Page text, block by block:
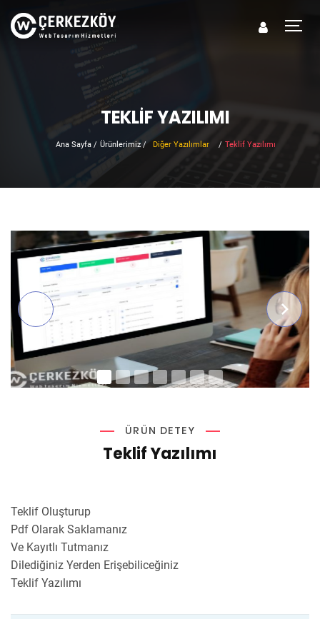
TEKLIF YAZILIMI
Ana Sayfa/ Ürünlerimiz/ Diğer Yazılımlar / Teklif Yazılımı
ÜRÜN DETEY
Teklif Yazılımı
Teklif Oluşturup
Pdf Olarak Saklamanız
Ve Kayıtlı Tutmanız
Dilediğiniz Yerden Erişebiliceğiniz
Teklif Yazılımı